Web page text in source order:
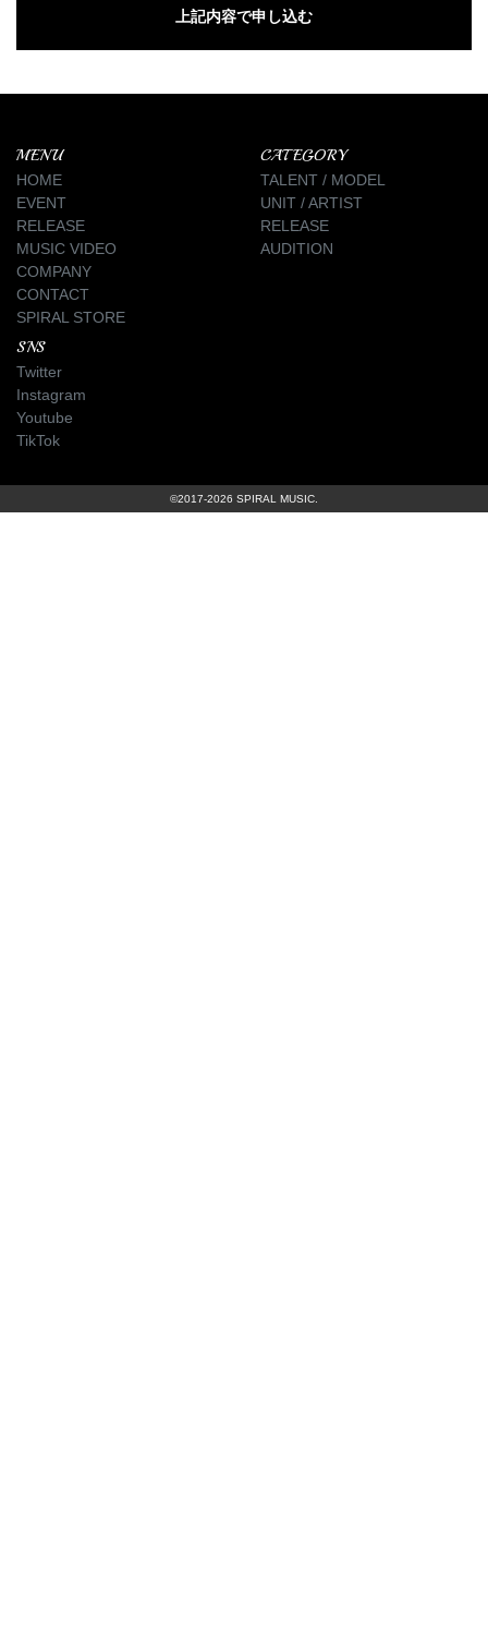
MENU
HOME
EVENT
RELEASE
MUSIC VIDEO
COMPANY
CONTACT
SPIRAL STORE
CATEGORY
TALENT / MODEL
UNIT / ARTIST
RELEASE
AUDITION
SNS
Twitter
Instagram
Youtube
TikTok
©2017-2026 SPIRAL MUSIC.